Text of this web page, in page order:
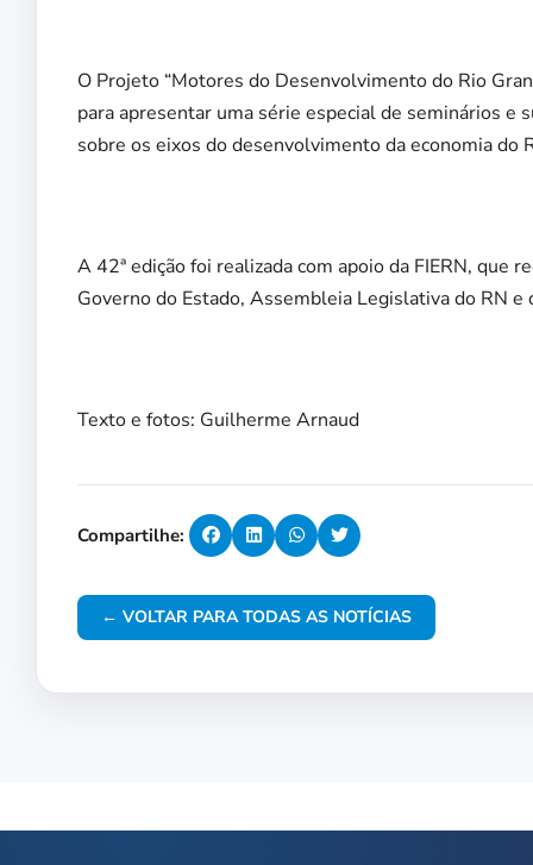
O Projeto “Motores do Desenvolvimento do Rio
para apresentar uma série especial de seminários
sobre os eixos do desenvolvimento da economia do
A 42ª edição foi realizada com apoio da FIERN, que
Governo do Estado, Assembleia Legislativa do RN
Texto e fotos: Guilherme Arnaud
Compartilhe:
← VOLTAR PARA TODAS AS NOTÍCIAS